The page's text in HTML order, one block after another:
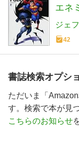
エネ
ジェ
42
書誌検索オプシ
ただいま「
す。検索で本が見
こちらのお知らせ